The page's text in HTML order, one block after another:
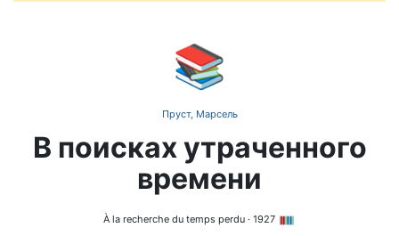
📚
Пруст, Марсель
В поисках утраченного
времени
À la recherche du temps perdu · 1927